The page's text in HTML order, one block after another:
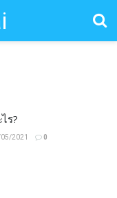
ร?
2021 0